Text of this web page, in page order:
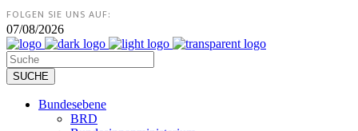
FOLGEN SIE UNS AUF:
07/08/2026
Bundesebene
BRD